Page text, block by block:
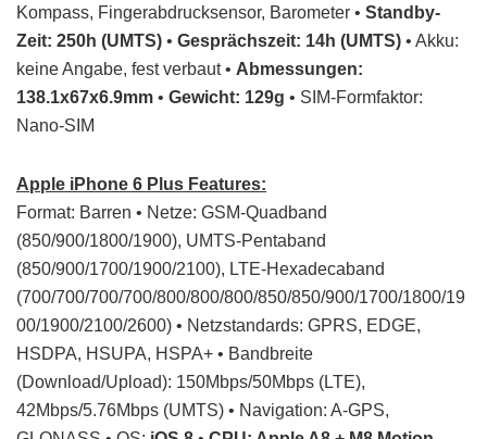
Kompass, Fingerabdrucksensor, Barometer • Standby-
Zeit: 250h (UMTS) • Gesprächszeit: 14h (UMTS) • Akku:
keine Angabe, fest verbaut • Abmessungen:
138.1x67x6.9mm • Gewicht: 129g • SIM-Formfaktor:
Nano-SIM
Apple iPhone 6 Plus Features:
Format: Barren • Netze: GSM-Quadband
(850/900/1800/1900), UMTS-Pentaband
(850/900/1700/1900/2100), LTE-Hexadecaband
(700/700/700/700/800/800/800/850/850/900/1700/1800/19
00/1900/2100/2600) • Netzstandards: GPRS, EDGE,
HSDPA, HSUPA, HSPA+ • Bandbreite
(Download/Upload): 150Mbps/50Mbps (LTE),
42Mbps/5.76Mbps (UMTS) • Navigation: A-GPS,